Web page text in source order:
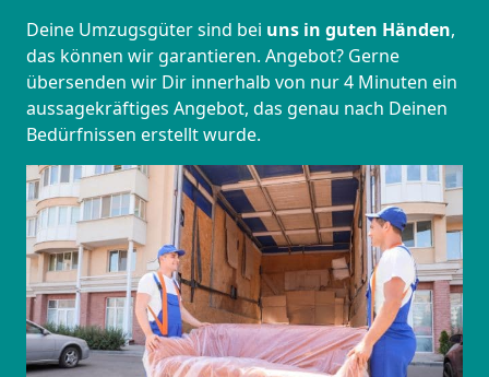
Deine Umzugsgüter sind bei uns in guten Händen,
das können wir garantieren. Angebot? Gerne
übersenden wir Dir innerhalb von nur 4 Minuten ein
aussagekräftiges Angebot, das genau nach Deinen
Bedürfnissen erstellt wurde.